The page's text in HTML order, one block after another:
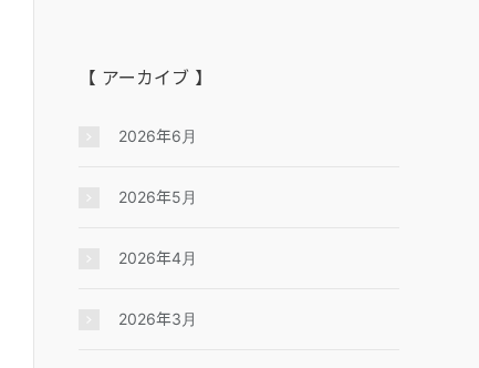
【 アーカイブ 】
2026年6月
2026年5月
2026年4月
2026年3月